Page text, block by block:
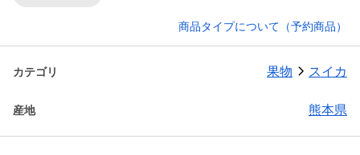
商品タイプについて（予約商品）
カテゴリ 果物 スイカ
産地 熊本県